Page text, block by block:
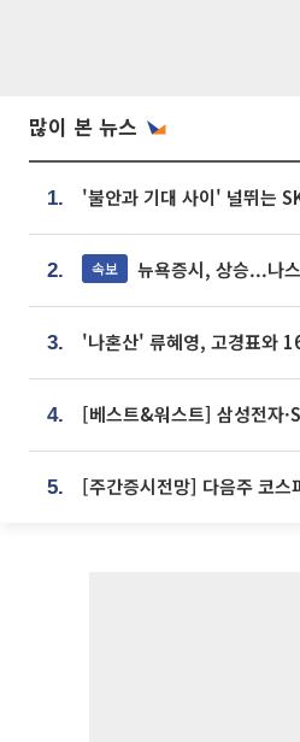
많이 본 뉴스
1.
2. 속보 뉴욕증시, 상승...나
3.
4.
5.